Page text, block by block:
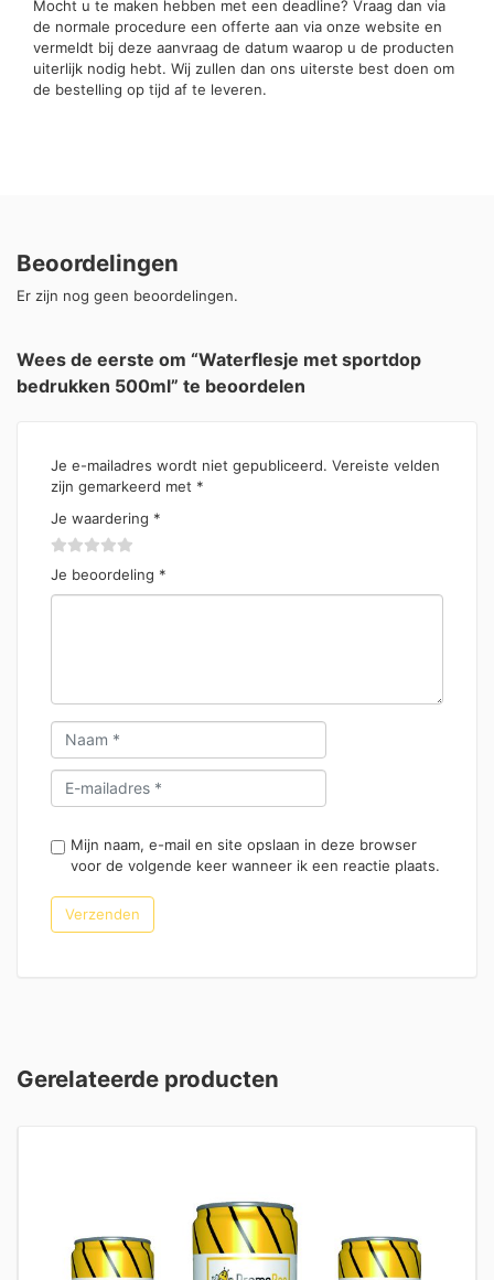
Mocht u te maken hebben met een deadline? Vraag dan via
de normale procedure een offerte aan via onze website en
vermeldt bij deze aanvraag de datum waarop u de producten
uiterlijk nodig hebt. Wij zullen dan ons uiterste best doen om
de bestelling op tijd af te leveren.
Beoordelingen
Er zijn nog geen beoordelingen.
Wees de eerste om “Waterflesje met sportdop
bedrukken 500ml” te beoordelen
Je e-mailadres wordt niet gepubliceerd. Vereiste velden
zijn gemarkeerd met *
Je waardering *
Je beoordeling *
Mijn naam, e-mail en site opslaan in deze browser
voor de volgende keer wanneer ik een reactie plaats.
Gerelateerde producten